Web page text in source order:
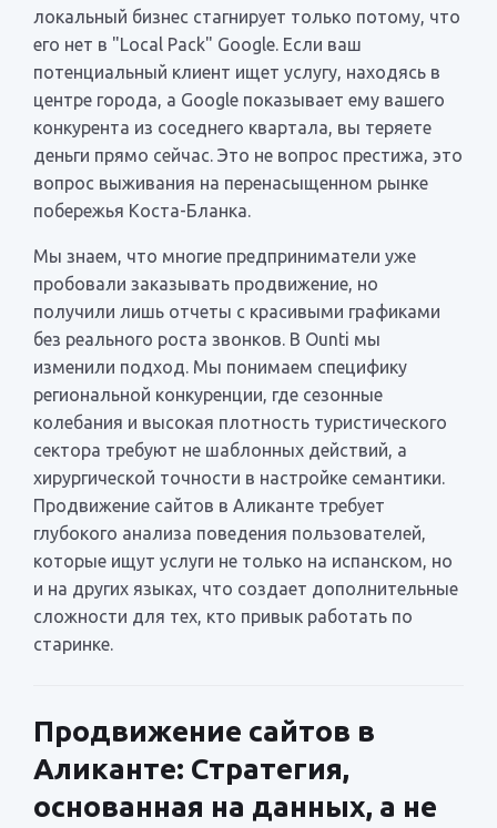
локальный бизнес стагнирует только потому, что
его нет в "Local Pack" Google. Если ваш
потенциальный клиент ищет услугу, находясь в
центре города, а Google показывает ему вашего
конкурента из соседнего квартала, вы теряете
деньги прямо сейчас. Это не вопрос престижа, это
вопрос выживания на перенасыщенном рынке
побережья Коста-Бланка.
Мы знаем, что многие предприниматели уже
пробовали заказывать продвижение, но
получили лишь отчеты с красивыми графиками
без реального роста звонков. В Ounti мы
изменили подход. Мы понимаем специфику
региональной конкуренции, где сезонные
колебания и высокая плотность туристического
сектора требуют не шаблонных действий, а
хирургической точности в настройке семантики.
Продвижение сайтов в Аликанте требует
глубокого анализа поведения пользователей,
которые ищут услуги не только на испанском, но
и на других языках, что создает дополнительные
сложности для тех, кто привык работать по
старинке.
Продвижение сайтов в
Аликанте: Стратегия,
основанная на данных, а не